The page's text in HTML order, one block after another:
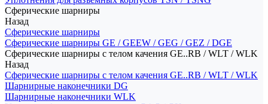
Сферические шарниры
Назад
Сферические шарниры
Сферические шарниры GE / GEEW / GEG / GEZ / DGE
Сферические шарниры с телом качения GE..RB / WLT / WLK
Назад
Сферические шарниры с телом качения GE..RB / WLT / WLK
Шарнирные наконечники DG
Шарнирные наконечники WLK